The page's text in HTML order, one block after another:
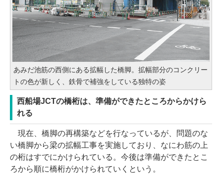
あみだ池筋の西側にある拡幅した橋脚。拡幅部分のコンクリー
トの色が新しく、鉄骨で補強をしている独特の姿
西船場JCTの橋桁は、準備ができたところからかけら
れる
現在、橋脚の再構築などを行なっているが、問題のな
い橋脚から梁の拡幅工事を実施しており、なにわ筋の上
の桁はすでにかけられている。今後は準備ができたとこ
ろから順に橋桁がかけられていくという。